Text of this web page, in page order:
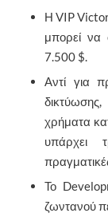
Η VIP
μπορεί να
7.500 $.
Αντί για
χρήματα
υπάρχει
Το
ζωντανού